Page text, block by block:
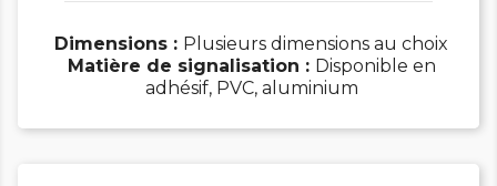
Dimensions : Plusieurs dimensions au choix
Matière de signalisation : Disponible en
adhésif, PVC, aluminium